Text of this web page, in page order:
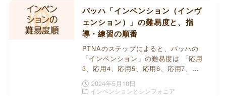
バッハ「インベンション（インヴ
ェンション）」の難易度と、指
導・練習の順番
PTNAのステップによると、バッハの
「インベンション」の難易度は 「応用
3、応用4、応用5、応用6、応用7、…
2024年5月10日
インベンションとシンフォニア